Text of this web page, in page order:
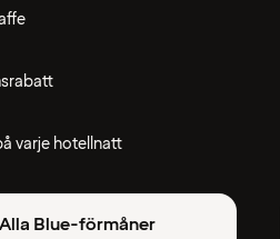
varje hotellnatt
Alla Blue-förmåner